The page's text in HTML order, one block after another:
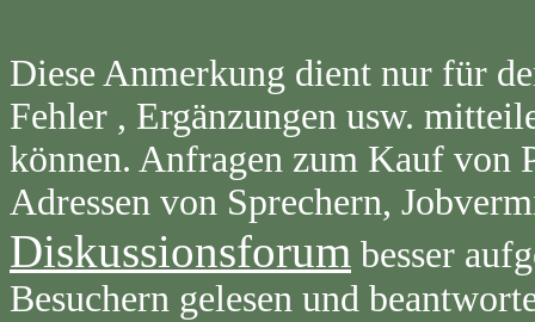
Diese Anmerkung dient nur für
Fehler , Ergänzungen usw.
können. Anfragen zum Kauf von
Adressen von Sprechern,
Diskussionsforum besser
Besuchern gelesen und